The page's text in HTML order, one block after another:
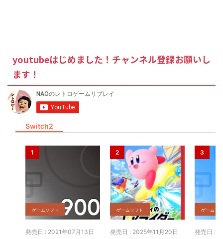
youtubeはじめました！チャンネル登録お願いし
ます！
Switch2
ゲームソフト
発売日 : 2021年07月13日
ゲームソフト
発売日 : 2025年11月20日
ゲームソ
発売日 :